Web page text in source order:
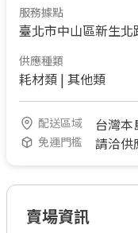
服務據點
臺北市中山區新生
供應種類
耗材類 | 其他類
配送區域 台灣本
免運門檻 請洽供
賣場資訊